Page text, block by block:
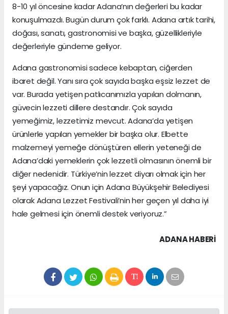
8-10 yıl öncesine kadar Adana’nın değerleri bu kadar
konuşulmazdı. Bugün durum çok farklı. Adana artık tarihi,
doğası, sanatı, gastronomisi ve başka, güzellikleriyle
değerleriyle gündeme geliyor.
Adana gastronomisi sadece kebaptan, ciğerden
ibaret değil. Yanı sıra çok sayıda başka eşsiz lezzet de
var. Burada yetişen patlıcanımızla yapılan dolmanın,
güvecin lezzeti dillere destandır. Çok sayıda
yemeğimiz, lezzetimiz mevcut. Adana’da yetişen
ürünlerle yapılan yemekler bir başka olur. Elbette
malzemeyi yemeğe dönüştüren ellerin yeteneği de
Adana’daki yemeklerin çok lezzetli olmasının önemli bir
diğer nedenidir. Türkiye’nin lezzet diyarı olmak için her
şeyi yapacağız. Onun için Adana Büyükşehir Belediyesi
olarak Adana Lezzet Festivali’nin her geçen yıl daha iyi
hale gelmesi için önemli destek veriyoruz.”
ADANA HABERİ